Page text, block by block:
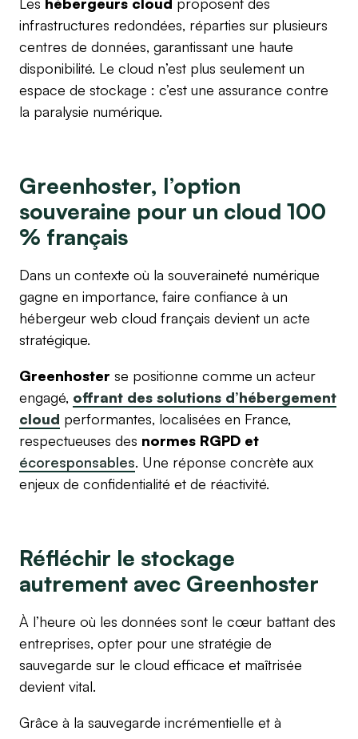
infrastructures redondées, réparties sur plusieurs
centres de données, garantissant une haute
disponibilité. Le cloud n’est plus seulement un
espace de stockage : c’est une assurance contre
la paralysie numérique.
Greenhoster, l’option
souveraine pour un cloud 100
% français
Dans un contexte où la souveraineté numérique
gagne en importance, faire confiance à un
hébergeur web cloud français devient un acte
stratégique.
Greenhoster se positionne comme un acteur
engagé, offrant des solutions d’hébergement
cloud performantes, localisées en France,
respectueuses des normes RGPD et
écoresponsables. Une réponse concrète aux
enjeux de confidentialité et de réactivité.
Réfléchir le stockage
autrement avec Greenhoster
À l’heure où les données sont le cœur battant des
entreprises, opter pour une stratégie de
sauvegarde sur le cloud efficace et maîtrisée
devient vital.
Grâce à la sauvegarde incrémentielle et à